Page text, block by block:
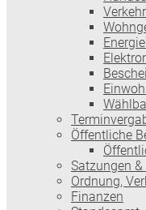
Verkehr
Öffentliche
Satzungen
Ordnung,
Finanzen